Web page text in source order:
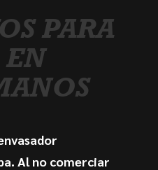
PARA
EN
Al no comerciar